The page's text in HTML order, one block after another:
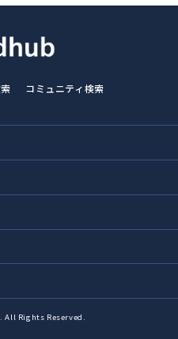
コミュニティ検索
All Rights Reserved.